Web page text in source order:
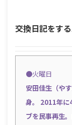
交換日記をす
●火曜日
安田佳生（や
身。 2011年に
ブを民事再生